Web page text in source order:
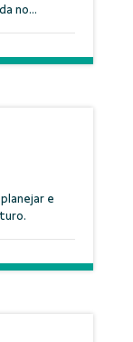
no...
e